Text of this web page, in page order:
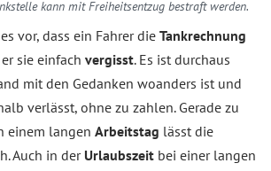
kann mit Freiheitsentzug bestraft werden.
vor, dass ein Fahrer die Tankrechnung
sie einfach vergisst. Es ist durchaus
mit den Gedanken woanders ist und
verlässt, ohne zu zahlen. Gerade zu
einem langen Arbeitstag lässt die
Auch in der Urlaubszeit bei einer langen